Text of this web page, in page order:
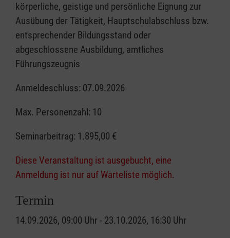
körperliche, geistige und persönliche Eignung zur
Ausübung der Tätigkeit, Hauptschulabschluss bzw.
entsprechender Bildungsstand oder
abgeschlossene Ausbildung, amtliches
Führungszeugnis
Anmeldeschluss: 07.09.2026
Max. Personenzahl: 10
Seminarbeitrag: 1.895,00 €
Diese Veranstaltung ist ausgebucht, eine
Anmeldung ist nur auf Warteliste möglich.
Termin
14.09.2026, 09:00 Uhr - 23.10.2026, 16:30 Uhr